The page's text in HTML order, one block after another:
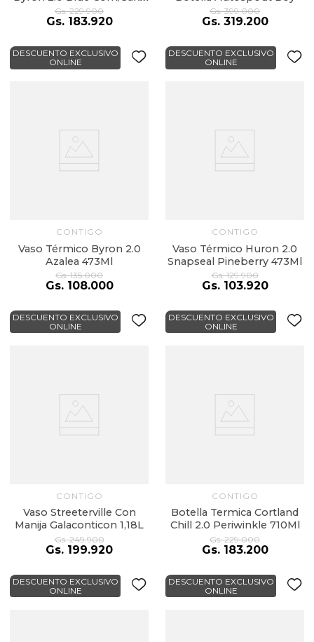
591Ml
Gs. 229.900
Gs. 183.920
Gs. 399.000
Gs. 319.200
DESCUENTO EXCLUSIVO
ONLINE
CONTIGO
Vaso Térmico Byron 2.0
Azalea 473Ml
Gs. 135.000
Gs. 108.000
DESCUENTO EXCLUSIVO
ONLINE
CONTIGO
Vaso Térmico Huron 2.0
Snapseal Pineberry 473Ml
Gs. 129.900
Gs. 103.920
DESCUENTO EXCLUSIVO
ONLINE
CONTIGO
Vaso Streeterville Con
Manija Galaconticon 1,18L
Gs. 249.900
Gs. 199.920
DESCUENTO EXCLUSIVO
ONLINE
CONTIGO
Botella Termica Cortland
Chill 2.0 Periwinkle 710Ml
Gs. 229.000
Gs. 183.200
DESCUENTO EXCLUSIVO
ONLINE
DESCUENTO EXCLUSIVO
ONLINE